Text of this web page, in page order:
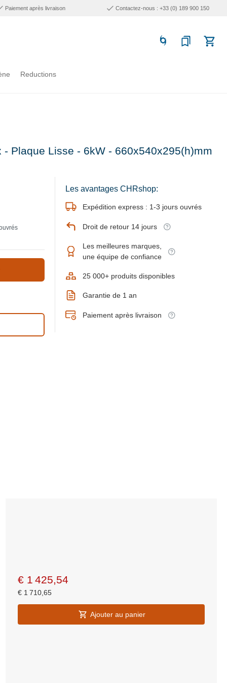
Paiement après livraison Contactez-nous : +33 (0) 189 900 150
Reductions
Plaque Lisse - 6kW - 660x540x295(h)mm
Les avantages CHRshop:
Expédition express : 1-3 jours ouvrés
Droit de retour 14 jours
Les meilleures marques,
une équipe de confiance
25 000+ produits disponibles
Garantie de 1 an
Paiement après livraison
€ 1 425,54
€ 1 710,65
Ajouter au panier